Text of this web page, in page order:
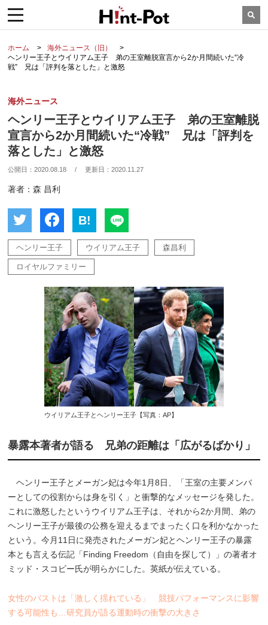
ホーム
海外ニュース（旧）
ヘンリー王子とウイリアム王子 弟の王室離脱宣言から2か月間続いた“冷
戦” 兄は「評判を落とした」と激怒
海外ニュース
ヘンリー王子とウイリアム王子 弟の王室離脱
宣言から2か月間続いた“冷戦” 兄は「評判を
落とした」と激怒
公開日：2020.08.18 / 更新日：2020.11.27
著者：森 昌利
B!
ヘンリー王子 ウイリアム王子 森昌利
ロイヤルファミリー
ウイリアム王子とヘンリー王子【写真：AP】
暴露本著者が語る 兄弟の距離は「広がるばかり」
ヘンリー王子とメーガン妃は今年1月8日、「王室の主要メンバ
ーとしての役割からは身を引く」と衝撃的なメッセージを発した。
これに激怒したというウイリアム王子は、それから2か月間、弟の
ヘンリー王子が最後の公務を迎えるまでまったく口を利かなかった
という。今月11日に発売されたメーガン妃とヘンリー王子の暴露
本とも言える伝記「Finding Freedom（自由を探して）」の著者オ
ミッド・スコビー氏が明らかにした。英紙が伝えている。
女性のバストは「激しく揺れている」 競技パフォーマンスに影響
する可能性も…研究員が語る運動時の衝撃の大きさ